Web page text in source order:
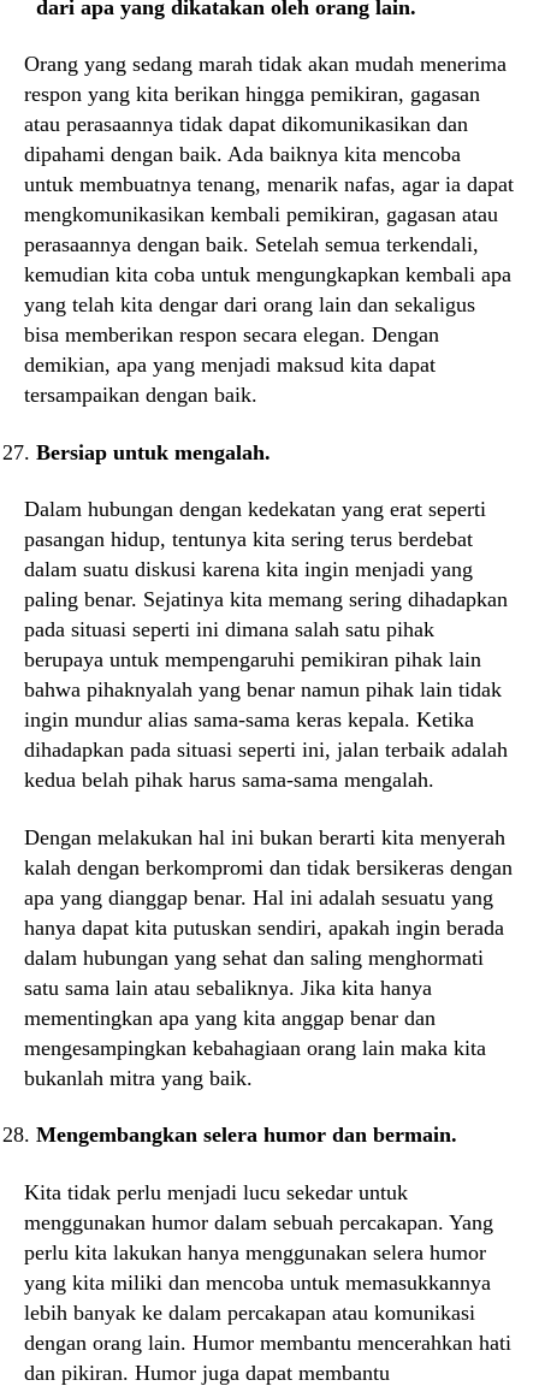
dari apa yang dikatakan oleh orang lain.
Orang yang sedang marah tidak akan mudah menerima
respon yang kita berikan hingga pemikiran, gagasan
atau perasaannya tidak dapat dikomunikasikan dan
dipahami dengan baik. Ada baiknya kita mencoba
untuk membuatnya tenang, menarik nafas, agar ia dapat
mengkomunikasikan kembali pemikiran, gagasan atau
perasaannya dengan baik. Setelah semua terkendali,
kemudian kita coba untuk mengungkapkan kembali apa
yang telah kita dengar dari orang lain dan sekaligus
bisa memberikan respon secara elegan. Dengan
demikian, apa yang menjadi maksud kita dapat
tersampaikan dengan baik.
Bersiap untuk mengalah.
Dalam hubungan dengan kedekatan yang erat seperti
pasangan hidup, tentunya kita sering terus berdebat
dalam suatu diskusi karena kita ingin menjadi yang
paling benar. Sejatinya kita memang sering dihadapkan
pada situasi seperti ini dimana salah satu pihak
berupaya untuk mempengaruhi pemikiran pihak lain
bahwa pihaknyalah yang benar namun pihak lain tidak
ingin mundur alias sama-sama keras kepala. Ketika
dihadapkan pada situasi seperti ini, jalan terbaik adalah
kedua belah pihak harus sama-sama mengalah.
Dengan melakukan hal ini bukan berarti kita menyerah
kalah dengan berkompromi dan tidak bersikeras dengan
apa yang dianggap benar. Hal ini adalah sesuatu yang
hanya dapat kita putuskan sendiri, apakah ingin berada
dalam hubungan yang sehat dan saling menghormati
satu sama lain atau sebaliknya. Jika kita hanya
mementingkan apa yang kita anggap benar dan
mengesampingkan kebahagiaan orang lain maka kita
bukanlah mitra yang baik.
Mengembangkan selera humor dan bermain.
Kita tidak perlu menjadi lucu sekedar untuk
menggunakan humor dalam sebuah percakapan. Yang
perlu kita lakukan hanya menggunakan selera humor
yang kita miliki dan mencoba untuk memasukkannya
lebih banyak ke dalam percakapan atau komunikasi
dengan orang lain. Humor membantu mencerahkan hati
dan pikiran. Humor juga dapat membantu